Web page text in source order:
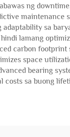
ng
maintenance
adaptability sa
lamang
carbon
space
bearing
costs sa buong